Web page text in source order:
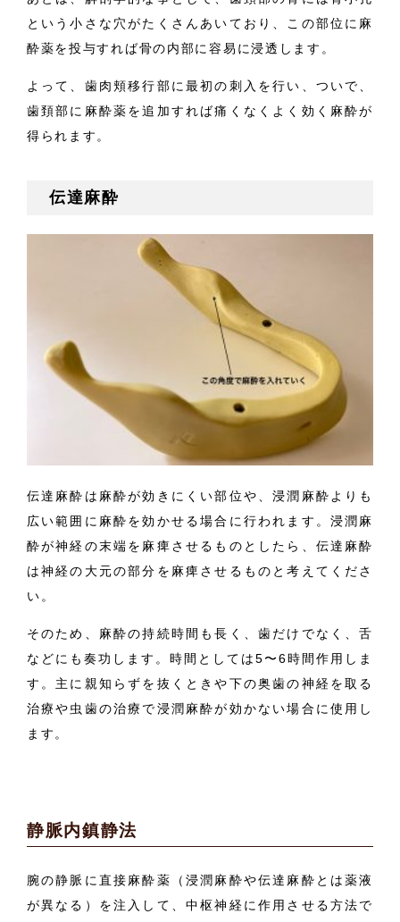
という小さな穴がたくさんあいており、この部位に麻
酔薬を投与すれば骨の内部に容易に浸透します。
よって、歯肉頬移行部に最初の刺入を行い、ついで、
歯頚部に麻酔薬を追加すれば痛くなくよく効く麻酔が
得られます。
伝達麻酔
伝達麻酔は麻酔が効きにくい部位や、浸潤麻酔よりも
広い範囲に麻酔を効かせる場合に行われます。浸潤麻
酔が神経の末端を麻痺させるものとしたら、伝達麻酔
は神経の大元の部分を麻痺させるものと考えてくださ
い。
そのため、麻酔の持続時間も長く、歯だけでなく、舌
などにも奏功します。時間としては5〜6時間作用しま
す。主に親知らずを抜くときや下の奥歯の神経を取る
治療や虫歯の治療で浸潤麻酔が効かない場合に使用し
ます。
静脈内鎮静法
腕の静脈に直接麻酔薬（浸潤麻酔や伝達麻酔とは薬液
が異なる）を注入して、中枢神経に作用させる方法で